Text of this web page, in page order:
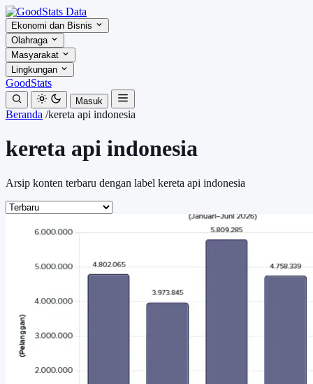
Ekonomi dan Bisnis
Olahraga
Masyarakat
Lingkungan
GoodStats
Masuk
Beranda /kereta api indonesia
kereta api indonesia
Arsip konten terbaru dengan label kereta api indonesia